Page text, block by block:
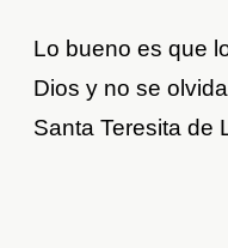
Lo bueno es que
Dios y no se
Santa Teresita de